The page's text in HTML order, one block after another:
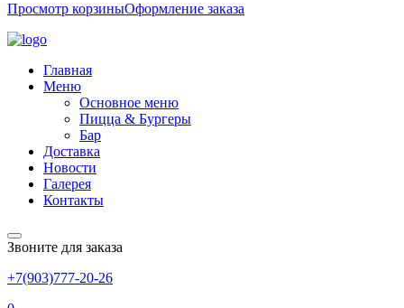
Просмотр корзиныОформление заказа
Главная
Меню
Основное меню
Пицца & Бургеры
Бар
Доставка
Новости
Галерея
Контакты
Звоните для заказа
+7(903)777-20-26